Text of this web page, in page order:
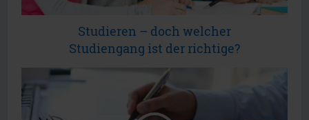
Studieren – doch welcher
Studiengang ist der richtige?